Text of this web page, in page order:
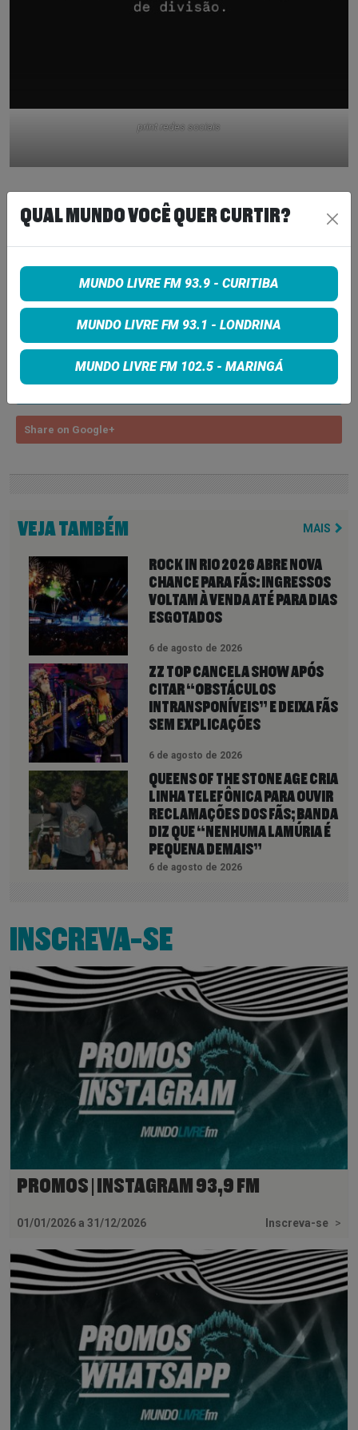
print redes sociais
Tags:
NOTICIA
COMPARTILHE
Share on Facebook
Share on Google+
VEJA TAMBÉM MAIS
ROCK IN RIO 2026 ABRE NOVA
CHANCE PARA FÃS: INGRESSOS
VOLTAM À VENDA ATÉ PARA DIAS
ESGOTADOS
6 de agosto de 2026
ZZ TOP CANCELA SHOW APÓS
CITAR “OBSTÁCULOS
INTRANSPONÍVEIS” E DEIXA FÃS
SEM EXPLICAÇÕES
6 de agosto de 2026
QUEENS OF THE STONE AGE CRIA
LINHA TELEFÔNICA PARA OUVIR
RECLAMAÇÕES DOS FÃS; BANDA
DIZ QUE “NENHUMA LAMÚRIA É
PEQUENA DEMAIS”
6 de agosto de 2026
INSCREVA-SE
PROMOS | INSTAGRAM 93,9 FM
01/01/2026 a 31/12/2026 Inscreva-se >
QUAL MUNDO VOCÊ QUER CURTIR?
MUNDO LIVRE FM 93.9 - CURITIBA
MUNDO LIVRE FM 93.1 - LONDRINA
MUNDO LIVRE FM 102.5 - MARINGÁ